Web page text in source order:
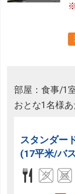
部屋：食事/1
おとな1名様
スタンダー
(17平米/バ